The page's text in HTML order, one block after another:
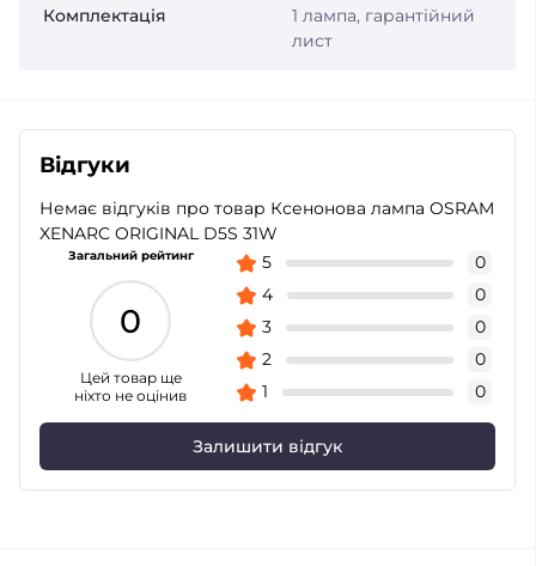
Комплектація
1 лампа, гарантійний
лист
Відгуки
Немає відгуків про товар Ксенонова лампа OSRAM
XENARC ORIGINAL D5S 31W
Загальний рейтинг
0
Цей товар ще
ніхто не оцінив
5
0
4
0
3
0
2
0
1
0
Залишити відгук